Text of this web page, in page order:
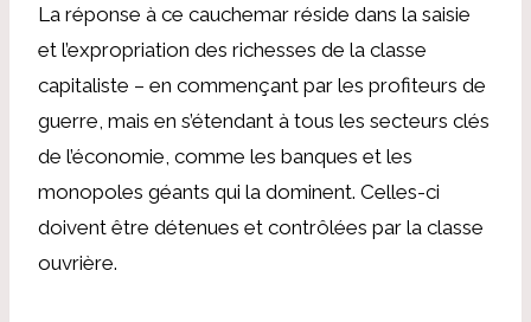
La réponse à ce cauchemar réside dans la saisie
et l’expropriation des richesses de la classe
capitaliste – en commençant par les profiteurs de
guerre, mais en s’étendant à tous les secteurs clés
de l’économie, comme les banques et les
monopoles géants qui la dominent. Celles-ci
doivent être détenues et contrôlées par la classe
ouvrière.